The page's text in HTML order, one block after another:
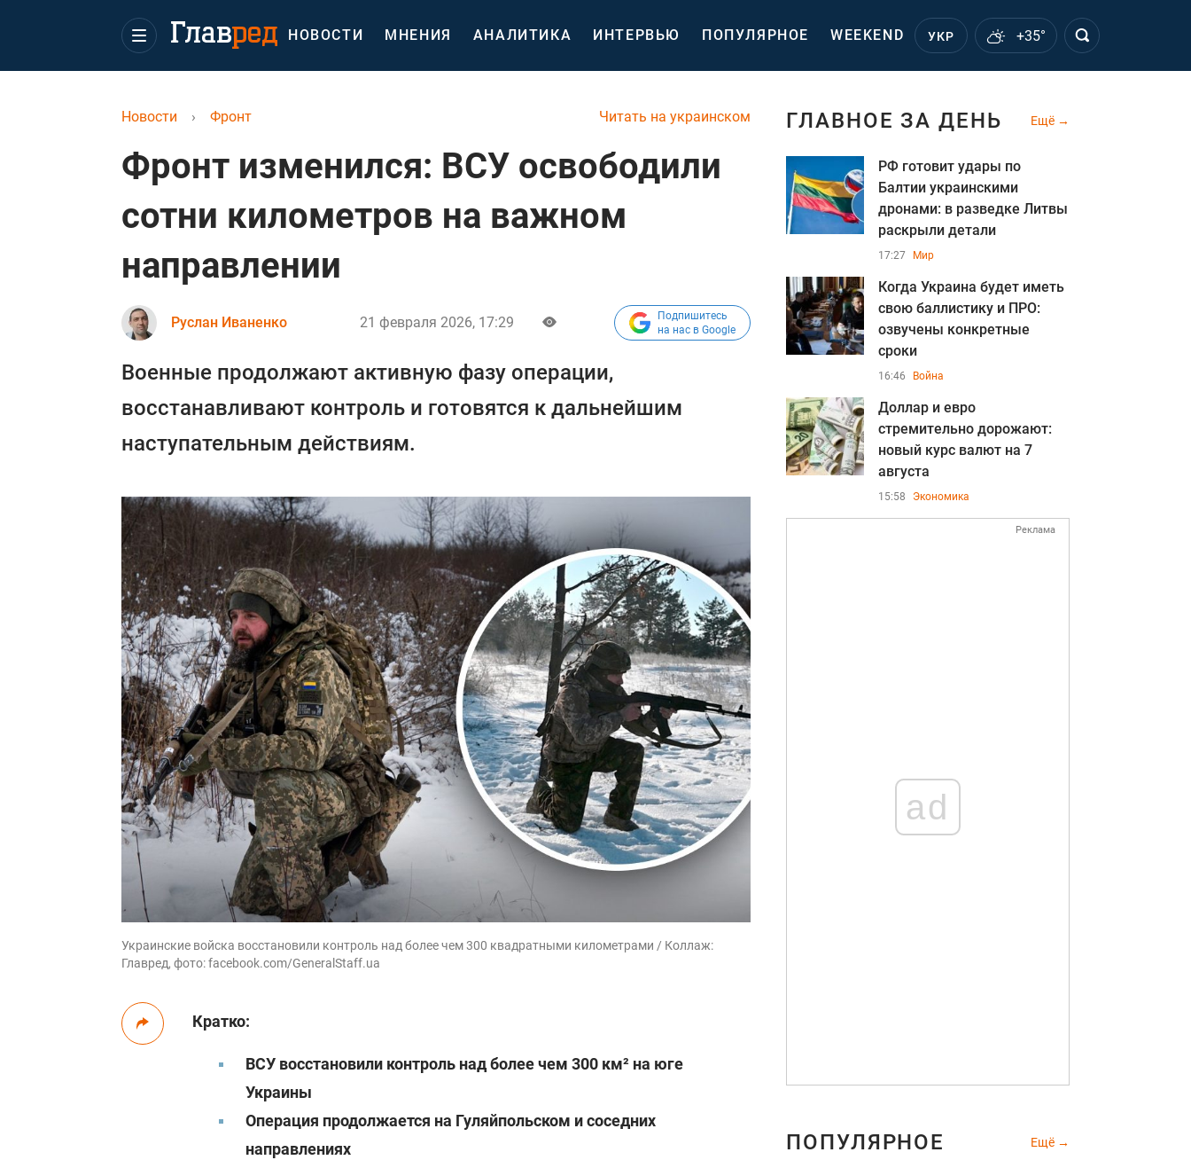
НОВОСТИ МНЕНИЯ АНАЛИТИКА ИНТЕРВЬЮ ПОПУЛЯРНОЕ WEEKEND УКР +35°
Читать на украинском
Новости › Фронт
Фронт изменился: ВСУ освободили
сотни километров на важном
направлении
Руслан Иваненко 21 февраля 2026, 17:29
Подпишитесь
на нас в Google
Военные продолжают активную фазу операции,
восстанавливают контроль и готовятся к дальнейшим
наступательным действиям.
Украинские войска восстановили контроль над более чем 300 квадратными километрами / Коллаж:
Главред, фото: facebook.com/GeneralStaff.ua
Кратко:
ВСУ восстановили контроль над более чем 300 км² на юге
Украины
Операция продолжается на Гуляйпольском и соседних
направлениях
ГЛАВНОЕ ЗА ДЕНЬ Ещё
РФ готовит удары по
Балтии украинскими
дронами: в разведке Литвы
раскрыли детали
17:27 Мир
Когда Украина будет иметь
свою баллистику и ПРО:
озвучены конкретные
сроки
16:46 Война
Доллар и евро
стремительно дорожают:
новый курс валют на 7
августа
15:58 Экономика
Реклама
ad
ПОПУЛЯРНОЕ Ещё